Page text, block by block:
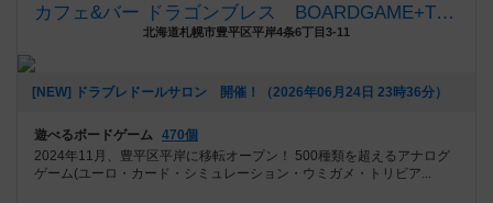
カフェ&バー ドラゴンブレス BOARDGAME+TRPG
北海道札幌市豊平区平岸4条6丁目3-11
[NEW] ドラブレドールサロン 開催！（2026年06月24日 23時36分）
遊べるボードゲーム 470個
2024年11月、豊平区平岸に移転オープン！ 500種類を超えるアナログ
ゲーム(ユーロ・カード・シミュレーション・ウミガメ・トリビア...